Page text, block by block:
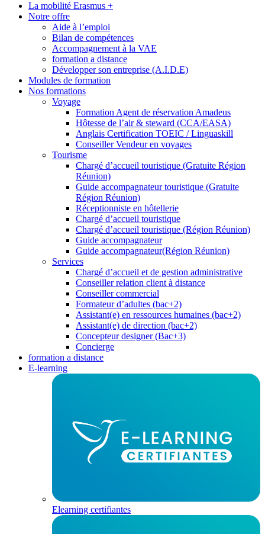
La mobilité Erasmus +
Notre offre
Aide à l’emploi
Bilan de compétences
Accompagnement à la VAE
formation a distance
Développer son entreprise (A.I.D.E)
Modules de formation
Nos formations
Voyage
Formation Agent de réservation Amadeus
Hôtesse de l’air & steward (CCA/EASA)
Anglais Certification TOEIC / Linguaskill
Conseiller Vendeur en voyages
Tourisme
Chargé d’accueil touristique (Gratuite Région
Réunion)
Guide accompagnateur touristique (Gratuite
Région Réunion)
Réceptionniste en hôtellerie
Chargé d’accueil touristique
Chargé d’accueil touristique (Région Réunion)
Guide accompagnateur
Guide accompagnateur(Région Réunion)
Services
Chargé d’accueil et de gestion administrative
Conseiller relation client à distance
Conseiller commercial
Formateur d’adultes (bac+2)
Assistant(e) en ressources humaines (bac+2)
Assistant(e) de direction (bac+2)
Concepteur designer (Bac+3)
Concierge
formation a distance
E-learning
Elearning certifiantes